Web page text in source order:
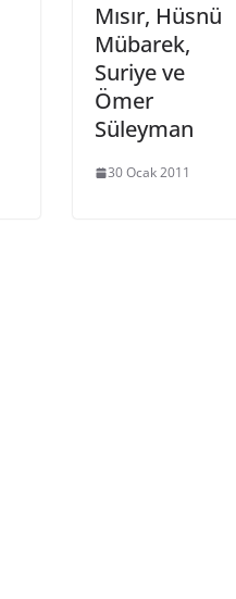
Mısır, Hüsnü
Mübarek,
Suriye ve
Ömer
Süleyman
30 Ocak 2011